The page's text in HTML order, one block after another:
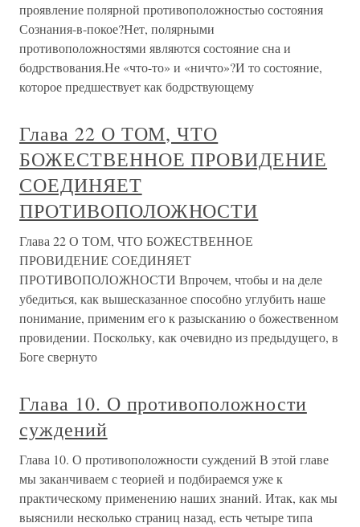
проявление полярной противоположностью состояния
Сознания-в-покое?Нет, полярными
противоположностями являются состояние сна и
бодрствования.Не «что-то» и «ничто»?И то состояние,
которое предшествует как бодрствующему
Глава 22 О ТОМ, ЧТО
БОЖЕСТВЕННОЕ ПРОВИДЕНИЕ
СОЕДИНЯЕТ
ПРОТИВОПОЛОЖНОСТИ
Глава 22 О ТОМ, ЧТО БОЖЕСТВЕННОЕ
ПРОВИДЕНИЕ СОЕДИНЯЕТ
ПРОТИВОПОЛОЖНОСТИ Впрочем, чтобы и на деле
убедиться, как вышесказанное способно углубить наше
понимание, применим его к разысканию о божественном
провидении. Поскольку, как очевидно из предыдущего, в
Боге свернуто
Глава 10. О противоположности
суждений
Глава 10. О противоположности суждений В этой главе
мы заканчиваем с теорией и подбираемся уже к
практическому применению наших знаний. Итак, как мы
выяснили несколько страниц назад, есть четыре типа